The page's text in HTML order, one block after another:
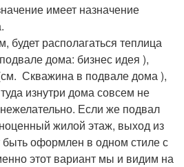
имеет назначение
будет располагаться теплица
дома: бизнес идея ),
Скважина в подвале дома ),
изнутри дома совсем не
Если же подвал
жилой этаж, выход из
быть оформлен в одном стиле с
этот вариант мы и видим на